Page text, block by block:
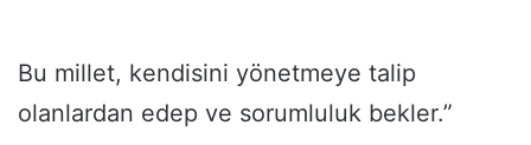
Bu millet, kendisini yönetmeye talip
olanlardan edep ve sorumluluk bekler.”